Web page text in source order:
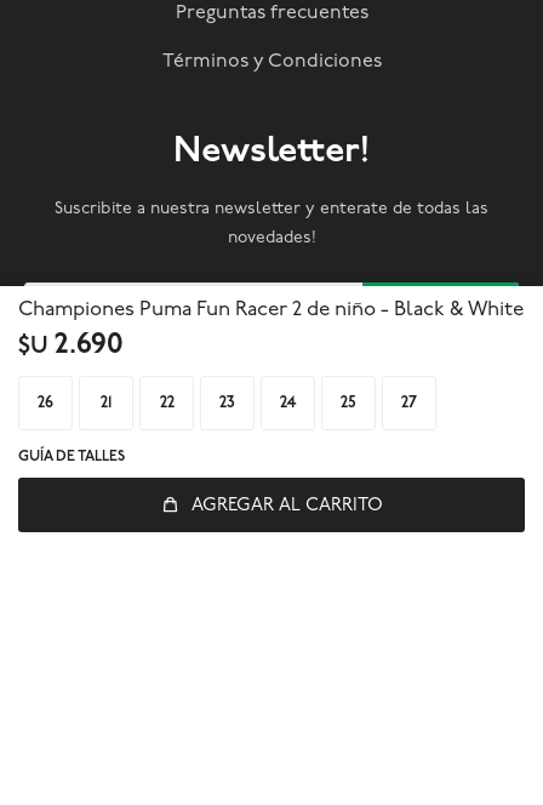
Championes Puma Fun Racer 2 de niño - Black & White
$U 2.690
26 21 22 23 24 25 27
GUÍA DE TALLES
AGREGAR AL CARRITO
Preguntas frecuentes
Términos y Condiciones
Newsletter!
Suscribite a nuestra newsletter y enterate de todas las
novedades!
SUSCRIBIRME
 